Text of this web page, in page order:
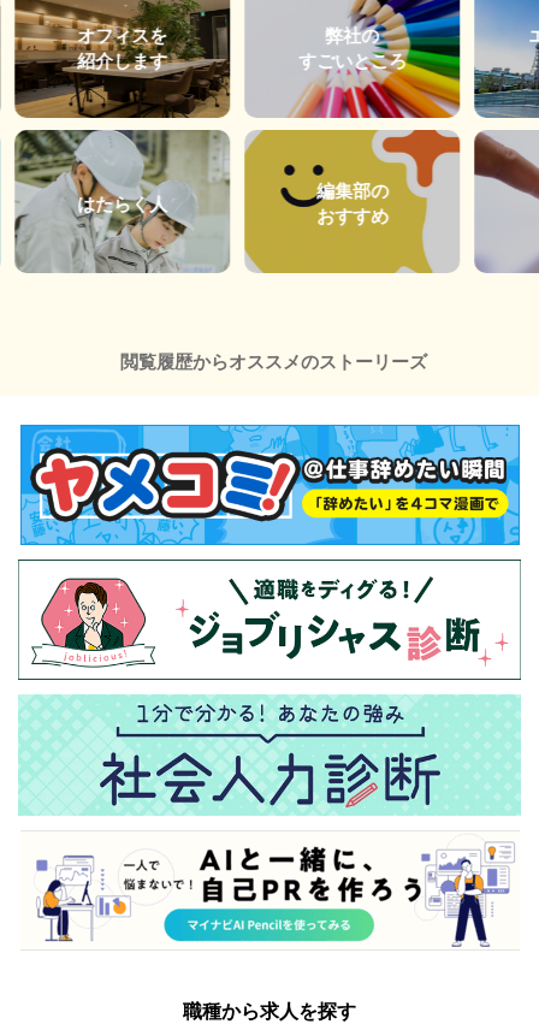
オフィスを
紹介します
はたらく人
弊社の
すごいところ
編集部の
おすすめ
閲覧履歴からオススメのストーリーズ
職種から求人を探す